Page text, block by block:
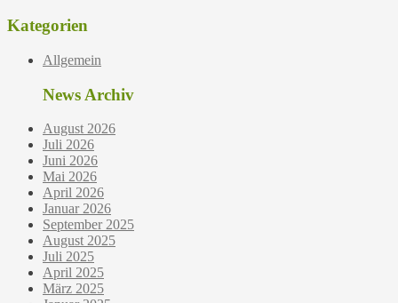
Kategorien
Allgemein
News Archiv
August 2026
Juli 2026
Juni 2026
Mai 2026
April 2026
Januar 2026
September 2025
August 2025
Juli 2025
April 2025
März 2025